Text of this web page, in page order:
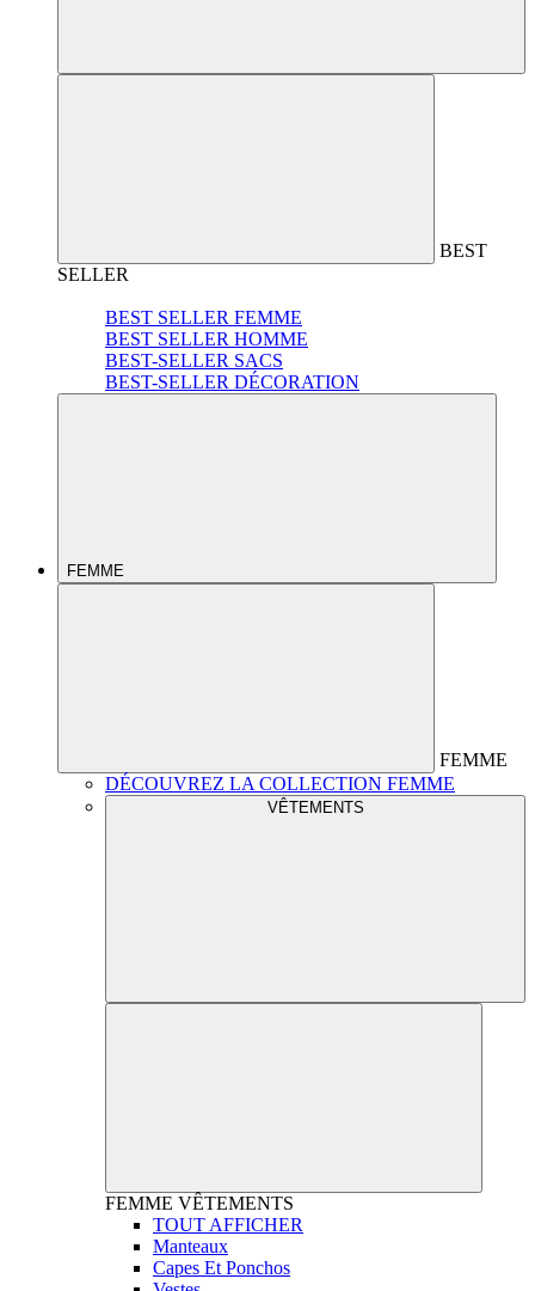
BEST
SELLER
BEST SELLER FEMME
BEST SELLER HOMME
BEST-SELLER SACS
BEST-SELLER DÉCORATION
FEMME
FEMME
DÉCOUVREZ LA COLLECTION FEMME
VÊTEMENTS
FEMME VÊTEMENTS
TOUT AFFICHER
Manteaux
Capes Et Ponchos